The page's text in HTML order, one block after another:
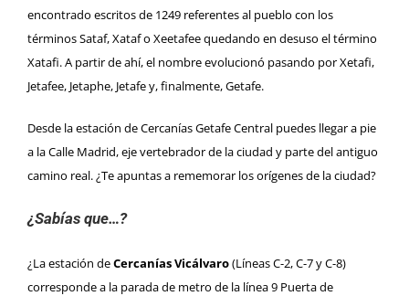
encontrado escritos de 1249 referentes al pueblo con los
términos Sataf, Xataf o Xeetafee quedando en desuso el término
Xatafi. A partir de ahí, el nombre evolucionó pasando por Xetafi,
Jetafee, Jetaphe, Jetafe y, finalmente, Getafe.
Desde la estación deCercanías Getafe Central puedes llegar a pie
a la Calle Madrid, eje vertebrador de la ciudad y parte del antiguo
camino real. ¿Te apuntas a rememorar los orígenes de la ciudad?
¿Sabías que…?
¿La estación deCercanías Vicálvaro(Líneas C-2, C-7 y C-8)
corresponde a la parada de metro de la línea 9 Puerta de